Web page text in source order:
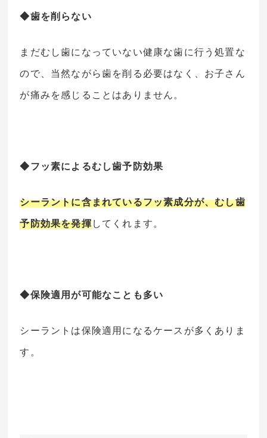
◆歯を削らない
まだむし歯になっていない健康な歯に行う処置な
ので、当然ながら歯を削る必要はなく、お子さん
が痛みを感じることはありません。
◆フッ素によるむし歯予防効果
シーラントに含まれているフッ素成分が、むし歯
予防効果を発揮してくれます。
◆保険適用が可能なことも多い
シーラントは保険適用になるケースが多くありま
す。